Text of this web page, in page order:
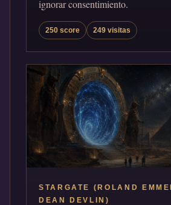
ignorar consentimiento.
250 score 249 visitas
STARGATE (ROLAND
DEAN DEVLIN)